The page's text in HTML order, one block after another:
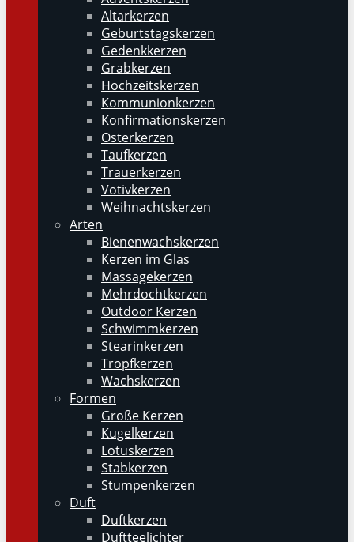
Altarkerzen
Geburtstagskerzen
Gedenkkerzen
Grabkerzen
Hochzeitskerzen
Kommunionkerzen
Konfirmationskerzen
Osterkerzen
Taufkerzen
Trauerkerzen
Votivkerzen
Weihnachtskerzen
Arten
Bienenwachskerzen
Kerzen im Glas
Massagekerzen
Mehrdochtkerzen
Outdoor Kerzen
Schwimmkerzen
Stearinkerzen
Tropfkerzen
Wachskerzen
Formen
Große Kerzen
Kugelkerzen
Lotuskerzen
Stabkerzen
Stumpenkerzen
Duft
Duftkerzen
Duftteelichter